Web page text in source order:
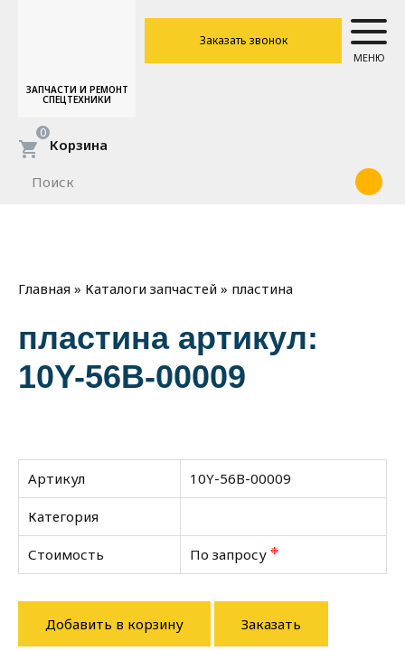
ЗАПЧАСТИ И РЕМОНТ
СПЕЦТЕХНИКИ
Заказать звонок
МЕНЮ
Корзина
0
Главная » Каталоги запчастей » пластина
пластина артикул:
10Y-56B-00009
Артикул 10Y-56B-00009
Категория
Стоимость По запросу ❉
Добавить в корзину Заказать